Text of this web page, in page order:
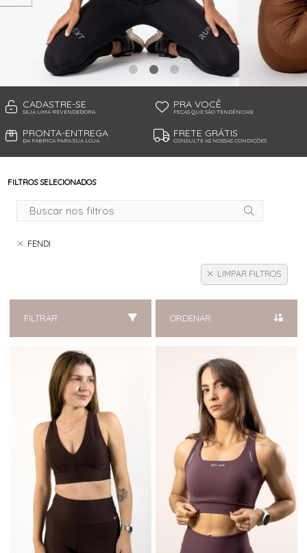
TANGA MICROFIBRA E RENDA
TANGA MODAL
TANGA VISCO
TANGAO COTTON
TANGAO MICRO E RENDA
TANGAO MICROFIBRA
TOP
CADASTRE-SE
SEJA UMA REVENDEDORA
PRA VOCÊ
PEÇAS QUE SÃO TENDÊNCIAS!
PRONTA-ENTREGA
DA FÁBRICA PARA SUA LOJA
FRETE GRÁTIS
CONSULTE AS NOSSAS CONDIÇÕES
FILTROS SELECIONADOS
FENDI
LIMPAR FILTROS
FILTRAR ORDENAR